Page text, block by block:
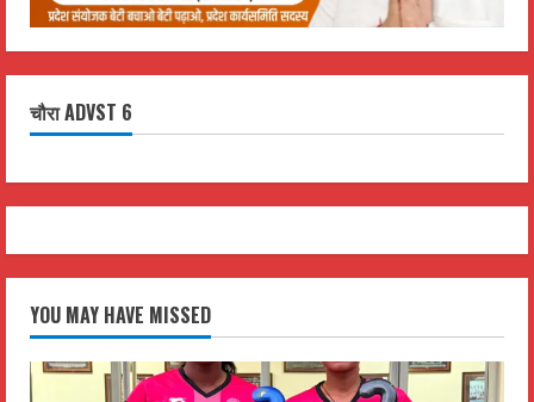
चौरा ADVST 6
YOU MAY HAVE MISSED